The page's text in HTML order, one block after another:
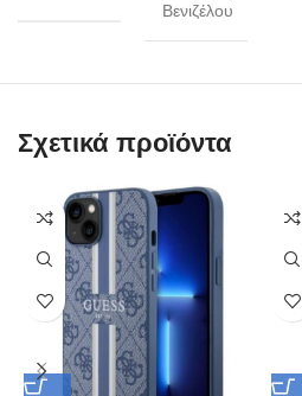
Βενιζέλου
Σχετικά προϊόντα